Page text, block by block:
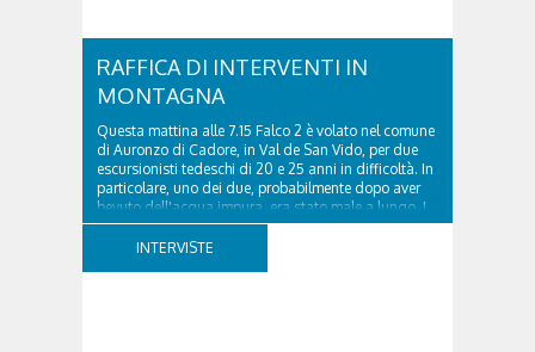
RAFFICA DI INTERVENTI IN
MONTAGNA
Questa mattina alle 7.15 Falco 2 è volato nel comune
di Auronzo di Cadore, in Val de San Vido, per due
escursionisti tedeschi di 20 e 25 anni in difficoltà. In
particolare, uno dei due, probabilmente dopo aver
bevuto dell'acqua impura, era stato male a lungo. I
due ragazzi, che avevano passato...
INTERVISTE